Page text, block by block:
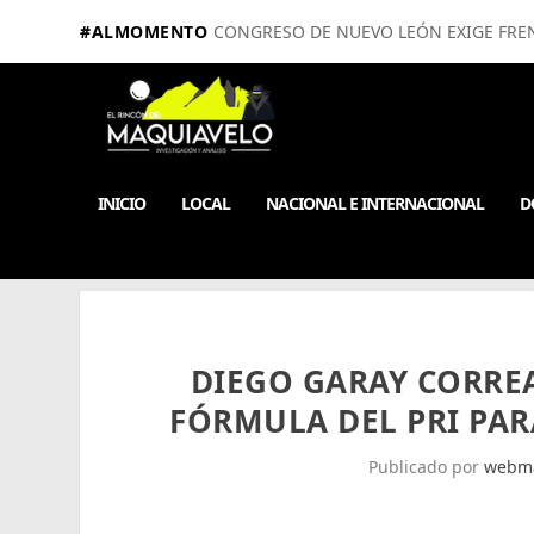
#ALMOMENTO CONGRESO DE NUEVO LEÓN EXIGE
INICIO LOCAL NACIONAL E INTERNACIONAL
DIEGO GARAY
FÓRMULA DEL PRI
Publicado por